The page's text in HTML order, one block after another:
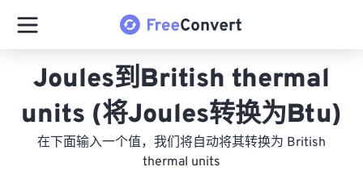
Joules到British thermal
units (将Joules转换为Btu)
在下面输入一个值，我们将自动将其转换为 British
thermal units